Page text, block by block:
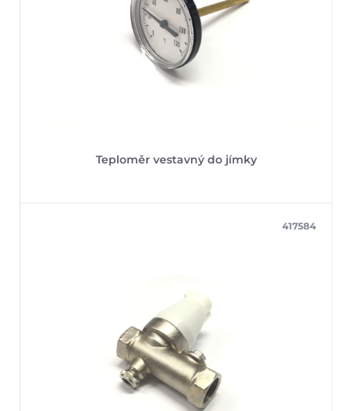
Teploměr vestavný do jímky
417584